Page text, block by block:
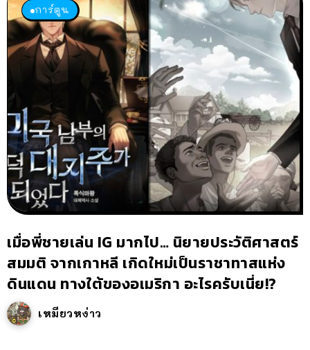
การ์ตูน
เมื่อพี่ชายเล่น IG มากไป… นิยายประวัติศาสตร์
สมมติ จากเกาหลี เกิดใหม่เป็นราชาทาสแห่ง
ดินแดน ทางใต้ของอเมริกา อะไรครับเนี่ย!?
เหมียวหง่าว